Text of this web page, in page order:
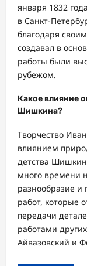
января 1832
в Санкт-
благодаря
создавал в
работы были
рубежом.
Какое влияние
Шишкина?
Творчество
влиянием
детства Шишкин
много времени
разнообразие и
работ, которые
передачи
работами
Айвазовский и